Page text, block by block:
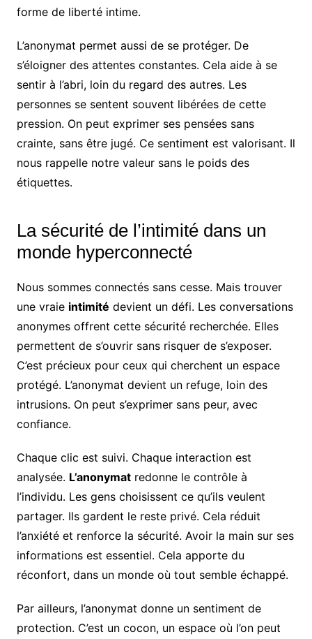
forme de liberté intime.
L’anonymat permet aussi de se protéger. De
s’éloigner des attentes constantes. Cela aide à se
sentir à l’abri, loin du regard des autres. Les
personnes se sentent souvent libérées de cette
pression. On peut exprimer ses pensées sans
crainte, sans être jugé. Ce sentiment est valorisant. Il
nous rappelle notre valeur sans le poids des
étiquettes.
La sécurité de l’intimité dans un
monde hyperconnecté
Nous sommes connectés sans cesse. Mais trouver
une vraie intimité devient un défi. Les conversations
anonymes offrent cette sécurité recherchée. Elles
permettent de s’ouvrir sans risquer de s’exposer.
C’est précieux pour ceux qui cherchent un espace
protégé. L’anonymat devient un refuge, loin des
intrusions. On peut s’exprimer sans peur, avec
confiance.
Chaque clic est suivi. Chaque interaction est
analysée. L’anonymatredonne le contrôle à
l’individu. Les gens choisissent ce qu’ils veulent
partager. Ils gardent le reste privé. Cela réduit
l’anxiété et renforce la sécurité. Avoir la main sur ses
informations est essentiel. Cela apporte du
réconfort, dans un monde où tout semble échappé.
Par ailleurs, l’anonymat donne un sentiment de
protection. C’est un cocon, un espace où l’on peut